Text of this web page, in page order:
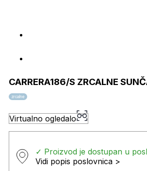
CARRERA186/S ZRCALNE
zrcalne
Virtualno ogledalo
✓ Proizvod je dostupan u
Vidi popis poslovnica >